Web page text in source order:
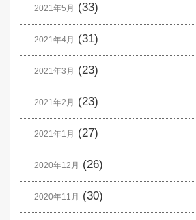
2021年5月 (33)
2021年4月 (31)
2021年3月 (23)
2021年2月 (23)
2021年1月 (27)
2020年12月 (26)
2020年11月 (30)